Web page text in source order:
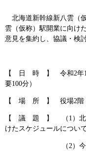
北海道新幹線新八雲（
雲（仮称）駅開業に向け
意見を集約し、協議・検
【 日 時 】 令和2年10
要100分）
【 場 所 】 役場2階
【 議 題 】 （1）北海
けたスケジュールについ
（2）今年・来年